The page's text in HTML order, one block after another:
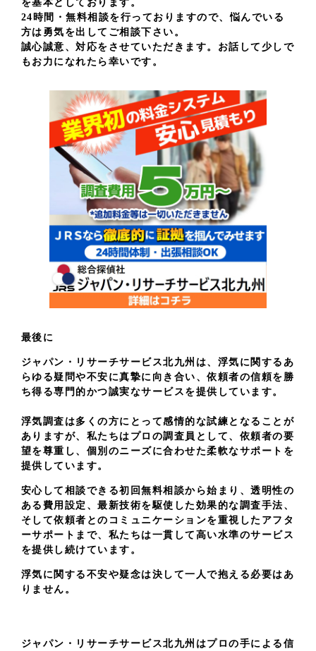
を基本としております。
24時間・無料相談を行っておりますので、悩んでいる
方は勇気を出してご相談下さい。
誠心誠意、対応をさせていただきます。お話して少しで
もお力になれたら幸いです。
最後に
ジャパン・リサーチサービス北九州は、浮気に関するあ
らゆる疑問や不安に真摯に向き合い、依頼者の信頼を勝
ち得る専門的かつ誠実なサービスを提供しています。
浮気調査は多くの方にとって感情的な試練となることが
ありますが、私たちはプロの調査員として、依頼者の要
望を尊重し、個別のニーズに合わせた柔軟なサポートを
提供しています。
安心して相談できる初回無料相談から始まり、透明性の
ある費用設定、最新技術を駆使した効果的な調査手法、
そして依頼者とのコミュニケーションを重視したアフタ
ーサポートまで、私たちは一貫して高い水準のサービス
を提供し続けています。
浮気に関する不安や疑念は決して一人で抱える必要はあ
りません。
ジャパン・リサーチサービス北九州はプロの手による信